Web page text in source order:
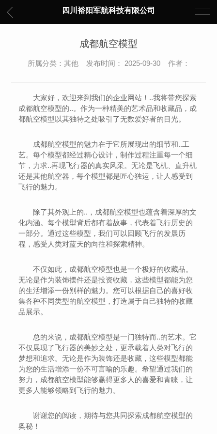
四川裕阳军航科技有限公司
成都航空模型
所属分类：其他 发布时间： 2025-09-30 作者：
大家好，欢迎来到我们的企业网站！..我将带您探索
成都航空模型的..。作为一种精美的艺术品和收藏品，成
都航空模型以其独特之处吸引了无数爱好者的目光。
成都航空模型的魅力在于它所展现出的细节和..工
艺。每个模型都经过精心设计，制作过程注重每一个细
节，力求..再现飞行器的真实风采。无论是飞机、直升机
还是其他航空器，每个模型都是匠心独运，让人感受到
飞行的魅力。
除了其外观上的..，成都航空模型也蕴含着深厚的文
化内涵。每个模型背后都有着故事，代表着飞行历史的
一部分。通过这些模型，我们可以回顾飞行的发展历
程，感受人类对蓝天的向往和探索精神。
不仅如此，成都航空模型也是一个极好的收藏品。
无论是作为装饰摆件还是投资收藏，这些模型都能为您
的生活增添一份别样的魅力。您可以根据自己的喜好收
集各种不同类型的航空模型，打造属于自己独特的收藏
品展示。
总的来说，成都航空模型是一门独特而..的艺术。它
不仅展现了飞行器的美妙之处，更承载着人类对飞行的
梦想和追求。无论是作为装饰还是收藏，这些模型都能
为您的生活增添一份不可言喻的乐趣。希望通过我们的
努力，成都航空模型能够赢得更多人的喜爱和青睐，让
更多人能够领略到飞行的魅力。
谢谢您的阅读，期待与您共同探索成都航空模型的
奥秘！